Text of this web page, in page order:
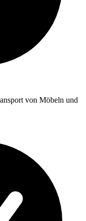
von Möbeln und